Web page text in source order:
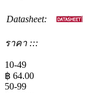
Datasheet:
ราคา :::
10-49
฿ 64.00
50-99